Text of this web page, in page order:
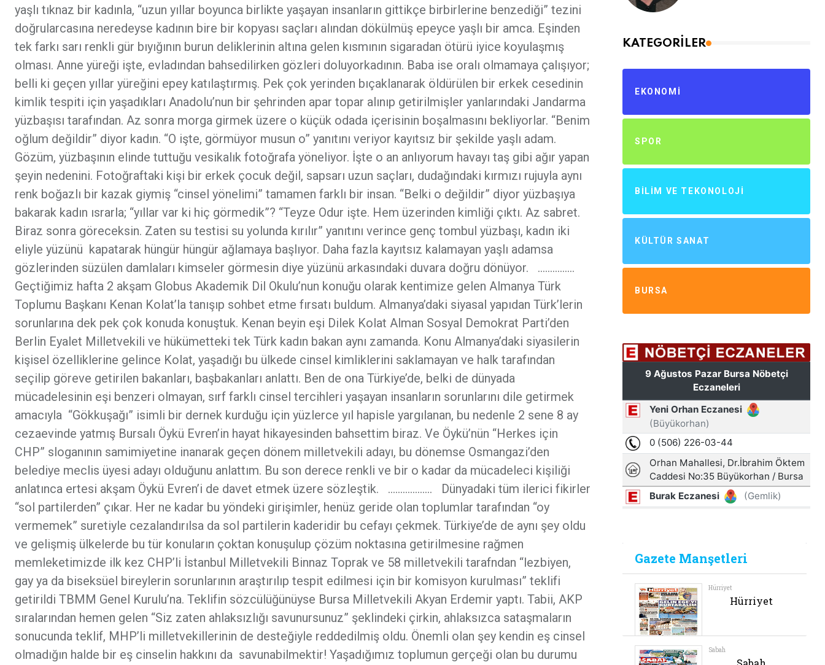
yaşlı tıknaz bir kadınla, “uzun yıllar boyunca birlikte yaşayan insanların gittikçe birbirlerine benzediği” tezini
doğrularcasına neredeyse kadının bire bir kopyası saçları alından dökülmüş epeyce yaşlı bir amca. Eşinden
tek farkı sarı renkli gür bıyığının burun deliklerinin altına gelen kısmının sigaradan ötürü iyice koyulaşmış
olması. Anne yüreği işte, evladından bahsedilirken gözleri doluyorkadının. Baba ise oralı olmamaya çalışıyor;
belli ki geçen yıllar yüreğini epey katılaştırmış. Pek çok yerinden bıçaklanarak öldürülen bir erkek cesedinin
kimlik tespiti için yaşadıkları Anadolu’nun bir şehrinden apar topar alınıp getirilmişler yanlarındaki Jandarma
yüzbaşısı tarafından. Az sonra morga girmek üzere o küçük odada içerisinin boşalmasını bekliyorlar. “Benim
oğlum değildir” diyor kadın. “O işte, görmüyor musun o” yanıtını veriyor kayıtsız bir şekilde yaşlı adam.
Gözüm, yüzbaşının elinde tuttuğu vesikalık fotoğrafa yöneliyor. İşte o an anlıyorum havayı taş gibi ağır yapan
şeyin nedenini. Fotoğraftaki kişi bir erkek çocuk değil, sapsarı uzun saçları, dudağındaki kırmızı rujuyla aynı
renk boğazlı bir kazak giymiş “cinsel yönelimi” tamamen farklı bir insan. “Belki o değildir” diyor yüzbaşıya
bakarak kadın ısrarla; “yıllar var ki hiç görmedik”? “Teyze Odur işte. Hem üzerinden kimliği çıktı. Az sabret.
Biraz sonra göreceksin. Zaten su testisi su yolunda kırılır” yanıtını verince genç tombul yüzbaşı, kadın iki
eliyle yüzünü kapatarak hüngür hüngür ağlamaya başlıyor. Daha fazla kayıtsız kalamayan yaşlı adamsa
gözlerinden süzülen damlaları kimseler görmesin diye yüzünü arkasındaki duvara doğru dönüyor. ……………
Geçtiğimiz hafta 2 akşam Globus Akademik Dil Okulu’nun konuğu olarak kentimize gelen Almanya Türk
Toplumu Başkanı Kenan Kolat’la tanışıp sohbet etme fırsatı buldum. Almanya’daki siyasal yapıdan Türk’lerin
sorunlarına dek pek çok konuda konuştuk. Kenan beyin eşi Dilek Kolat Alman Sosyal Demokrat Parti’den
Berlin Eyalet Milletvekili ve hükümetteki tek Türk kadın bakan aynı zamanda. Konu Almanya’daki siyasilerin
kişisel özelliklerine gelince Kolat, yaşadığı bu ülkede cinsel kimliklerini saklamayan ve halk tarafından
seçilip göreve getirilen bakanları, başbakanları anlattı. Ben de ona Türkiye’de, belki de dünyada
mücadelesinin eşi benzeri olmayan, sırf farklı cinsel tercihleri yaşayan insanların sorunlarını dile getirmek
amacıyla “Gökkuşağı” isimli bir dernek kurduğu için yüzlerce yıl hapisle yargılanan, bu nedenle 2 sene 8 ay
cezaevinde yatmış Bursalı Öykü Evren’in hayat hikayesinden bahsettim biraz. Ve Öykü’nün “Herkes için
CHP” sloganının samimiyetine inanarak geçen dönem milletvekili adayı, bu dönemse Osmangazi’den
belediye meclis üyesi adayı olduğunu anlattım. Bu son derece renkli ve bir o kadar da mücadeleci kişiliği
anlatınca ertesi akşam Öykü Evren’i de davet etmek üzere sözleştik. ……………... Dünyadaki tüm ilerici fikirler
“sol partilerden” çıkar. Her ne kadar bu yöndeki girişimler, henüz geride olan toplumlar tarafından “oy
vermemek” suretiyle cezalandırılsa da sol partilerin kaderidir bu cefayı çekmek. Türkiye’de de aynı şey oldu
ve gelişmiş ülkelerde bu tür konuların çoktan konuşulup çözüm noktasına getirilmesine rağmen
memleketimizde ilk kez CHP’li İstanbul Milletvekili Binnaz Toprak ve 58 milletvekili tarafndan “lezbiyen,
gay ya da biseksüel bireylerin sorunlarının araştırılıp tespit edilmesi için bir komisyon kurulması” teklifi
getirildi TBMM Genel Kurulu’na. Teklifin sözcülüğünüyse Bursa Milletvekili Akyan Erdemir yaptı. Tabii, AKP
sıralarından hemen gelen “Siz zaten ahlaksızlığı savunursunuz” şeklindeki çirkin, ahlaksızca sataşmaların
sonucunda teklif, MHP’li milletvekillerinin de desteğiyle reddedilmiş oldu. Önemli olan şey kendin eş cinsel
olmadığın halde bir eş cinselin hakkını da savunabilmektir! Yaşadığımız toplumun gerçeği olan bu durumu
KATEGORILER
EKONOMI
SPOR
BILIM VE TEKONOLOJI
KÜLTÜR SANAT
BURSA